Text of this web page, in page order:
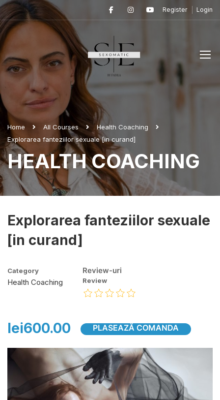
Register Login
Home All Courses
Health Coaching
Explorarea fanteziilor sexuale [in curand]
HEALTH COACHING
Explorarea fanteziilor sexuale
[in curand]
Category
Health Coaching Review
lei600.00